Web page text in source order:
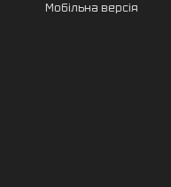
Мобільна версія